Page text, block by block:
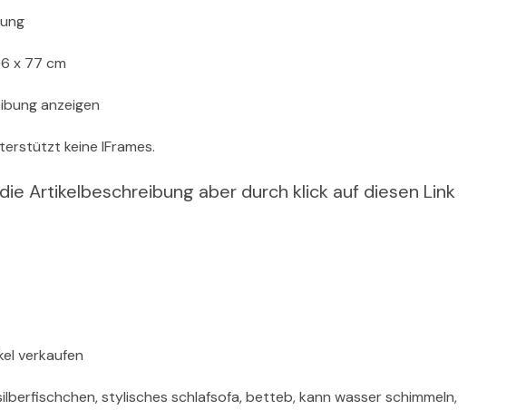
x 77 cm
anzeigen
keine IFrames.
Artikelbeschreibung aber durch klick auf diesen Link
verkaufen
stylisches schlafsofa, betteb, kann wasser schimmeln,